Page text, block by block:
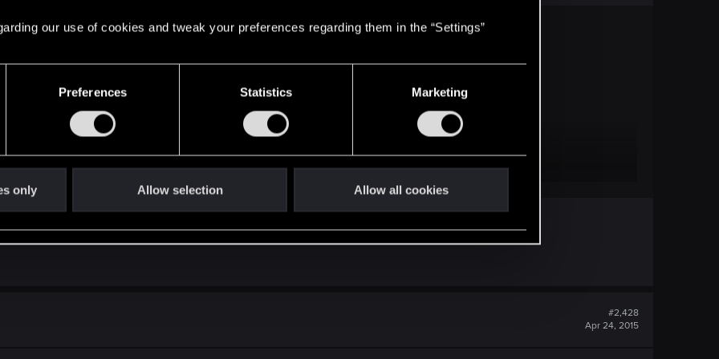
our use of cookies and tweak your preferences regarding them in the “Settings”
Preferences Statistics Marketing
only Allow selection Allow all cookies
manekin poniżej
Click to expand...
niż z brodą.
#2,428
Apr 24, 2015